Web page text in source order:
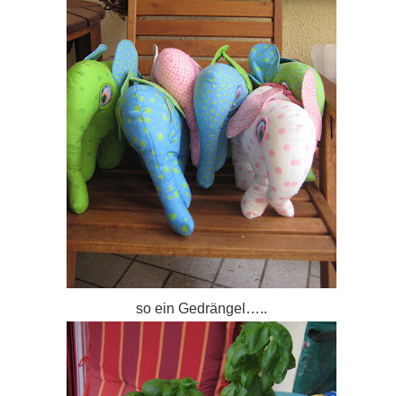
so ein Gedrängel…..